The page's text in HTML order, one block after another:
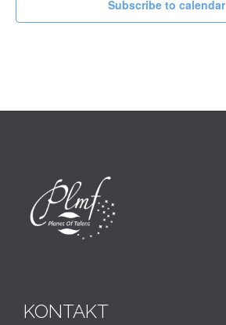
Subscribe to calendar
KONTAKT